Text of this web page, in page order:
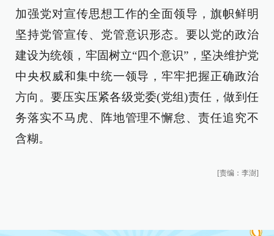
加强党对宣传思想工作的全面领导，旗帜鲜明
坚持党管宣传、党管意识形态。要以党的政治
建设为统领，牢固树立“四个意识”，坚决维护党
中央权威和集中统一领导，牢牢把握正确政治
方向。要压实压紧各级党委(党组)责任，做到任
务落实不马虎、阵地管理不懈怠、责任追究不
含糊。
[责编：李澍]